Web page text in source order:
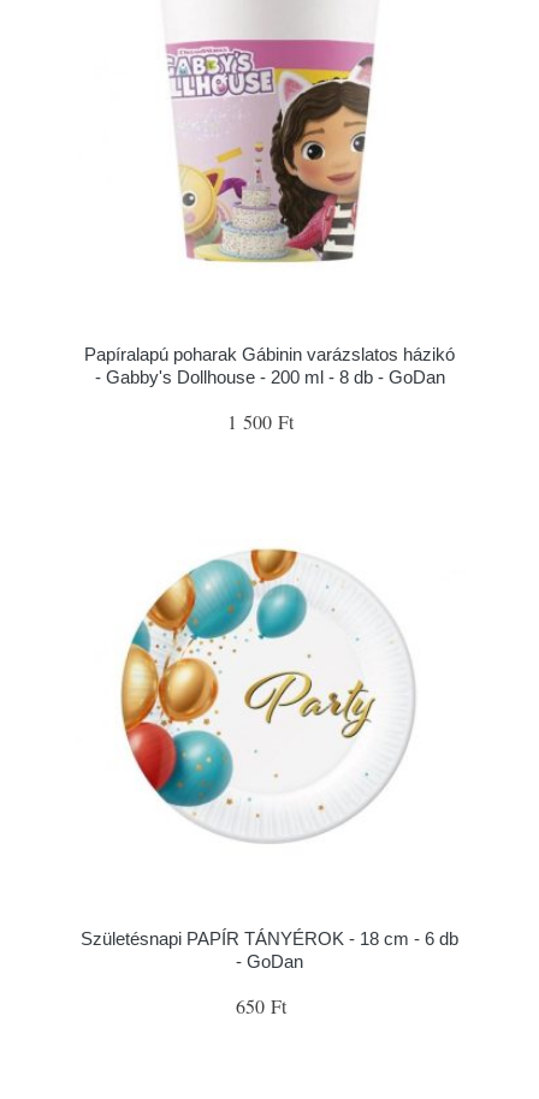
Papíralapú poharak Gábinin varázslatos házikó
- Gabby's Dollhouse - 200 ml - 8 db - GoDan
1 500 Ft
Születésnapi PAPÍR TÁNYÉROK - 18 cm - 6 db
- GoDan
650 Ft